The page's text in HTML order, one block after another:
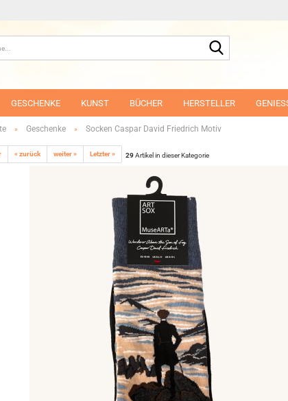
GESCHENKE KUNST BÜCHER HERSTELLER
» Geschenke » Socken Caspar David Friedrich Motiv
« zurück weiter » Letzter » 29Artikel in dieser Kategorie